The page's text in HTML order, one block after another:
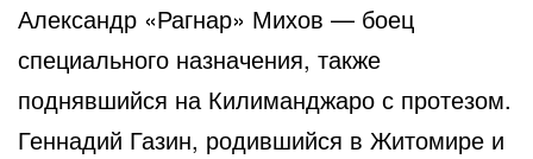
Александр «Рагнар» Михов — боец
специального назначения, также
поднявшийся на Килиманджаро с протезом.
Геннадий Газин, родившийся в Житомире и